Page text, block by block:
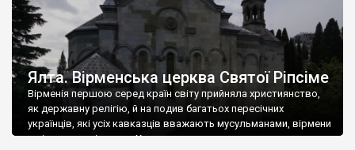
Ялта. Вірменська церква Святої Ріпсіме
Вірменія першою серед країн світу прийняла християнство,
як державну релігію, й на подив багатьох пересічних
українців, які усіх кавказців вважають мусульманами, вірмени
є відданими вірянами Христа